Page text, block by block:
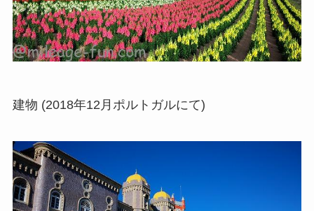
建物 (2018年12月ポルトガルにて)